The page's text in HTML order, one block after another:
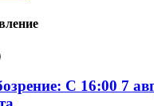
С 16:00 7